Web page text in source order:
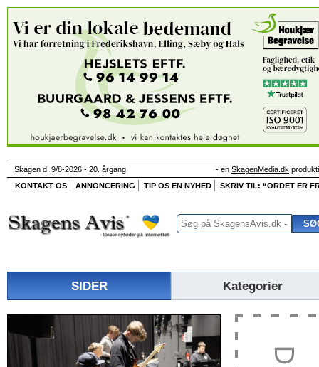
Skagen d. 9/8-2026 - 20. årgang - en SkagenMedia.dk
KONTAKT OS
ANNONCERING TIP OS EN NYHED SKRIV TIL: “ORDET ER
SIDER Kategorier